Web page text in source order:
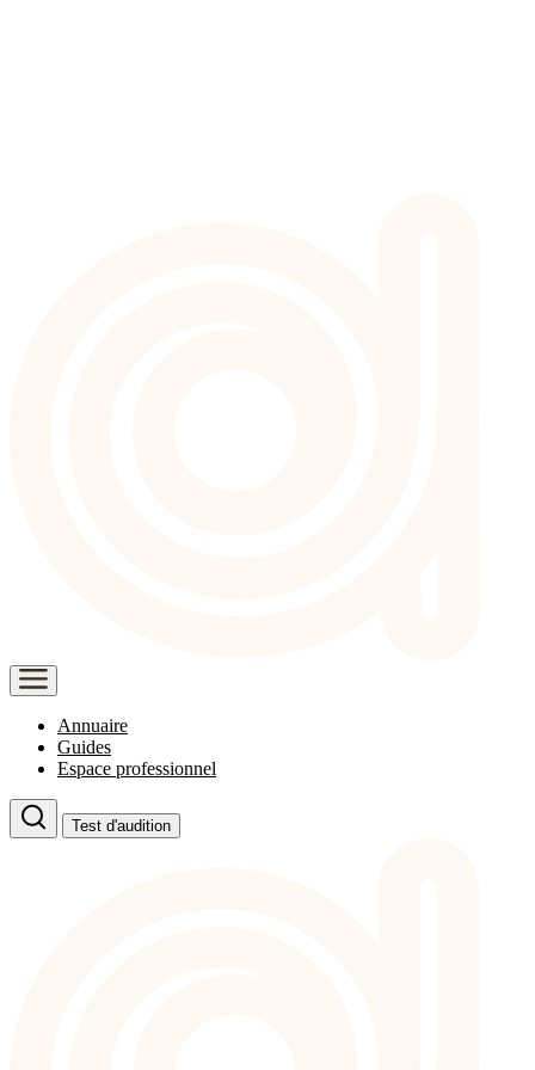
Annuaire
Guides
Espace professionnel
Test d'audition